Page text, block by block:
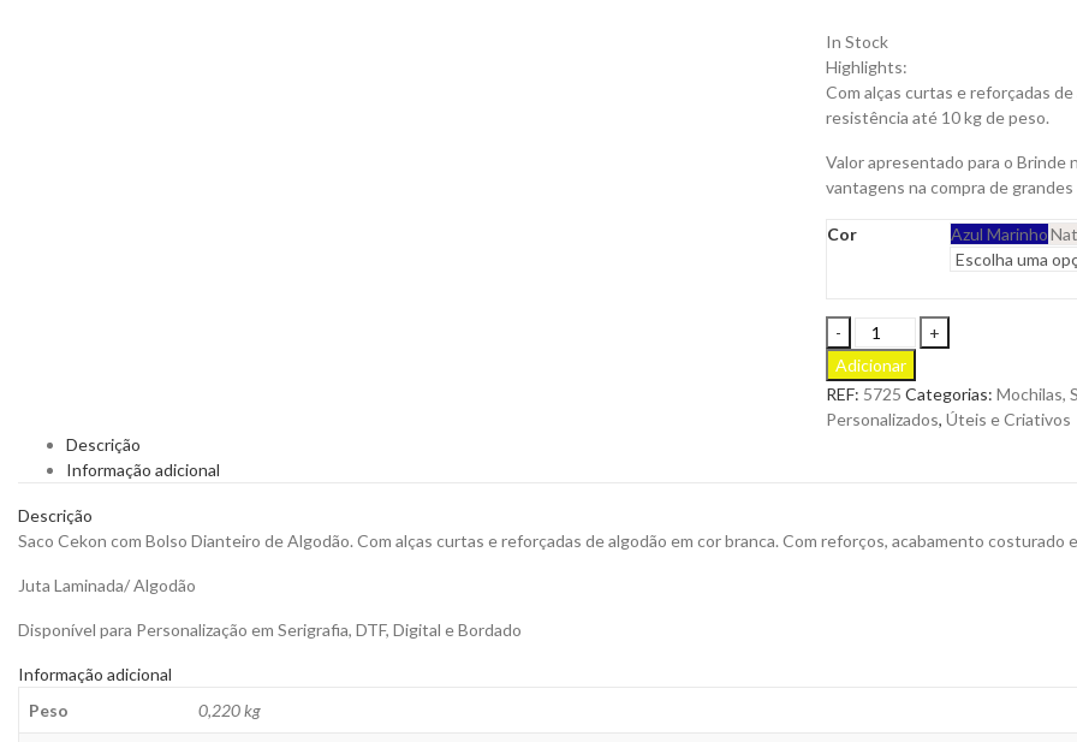
In Stock
Highlights:
Com alças curtas e reforçadas
resistência até 10 kg de peso.
Valor apresentado para o Brinde
vantagens na compra de
Cor Azul Marinho
Saco
Cekon
em
Junta
com
para
Adicionar
REF: 5725 Categorias: Mochilas,
Personalizados, Úteis e Criativos
Descrição
Informação adicional
Descrição
Saco Cekon com Bolso Dianteiro de Algodão. Com alças curtas e reforçadas de algodão em cor branca. Com reforços, acabamento costurado
Juta Laminada/ Algodão
Disponível para Personalização em Serigrafia, DTF, Digital e Bordado
Informação adicional
Peso
0,220 kg